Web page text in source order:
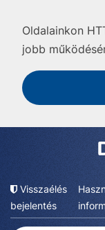
Oldalainkon
jobb
Visszaélés
bejelentés